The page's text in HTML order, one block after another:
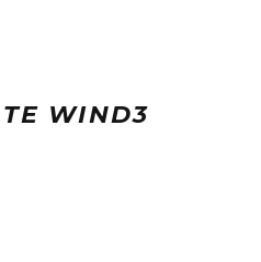
WIND3